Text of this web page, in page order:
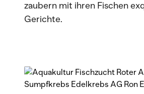
zaubern mit ihren Fischen
Gerichte.